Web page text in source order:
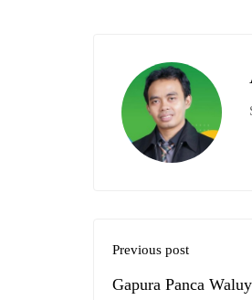
Previous post
Gapura Panca